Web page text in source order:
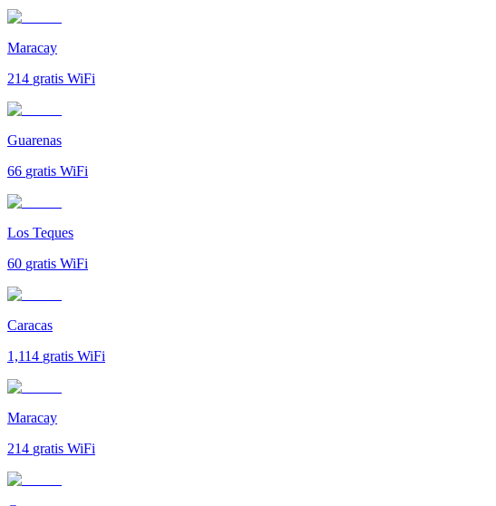
Maracay
214 gratis WiFi
Guarenas
66 gratis WiFi
Los Teques
60 gratis WiFi
Caracas
1,114 gratis WiFi
Maracay
214 gratis WiFi